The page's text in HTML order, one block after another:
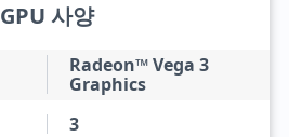
GPU 사양
Radeon™ Vega 3
Graphics
3